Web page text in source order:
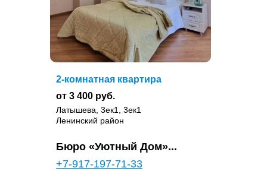
2-комнатная квартира
от 3 400 руб.
Латышева, 3ек1, 3ек1
Ленинский район
Бюро «Уютный Дом»...
+7-917-197-71-33